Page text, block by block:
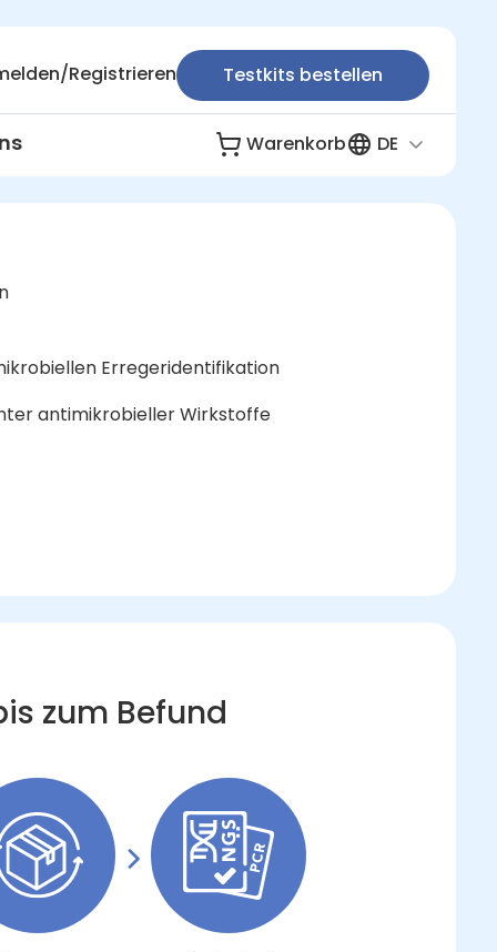
Registrieren Testkits bestellen
Warenkorb DE
Erregeridentifikation
antimikrobieller Wirkstoffe
zum Befund